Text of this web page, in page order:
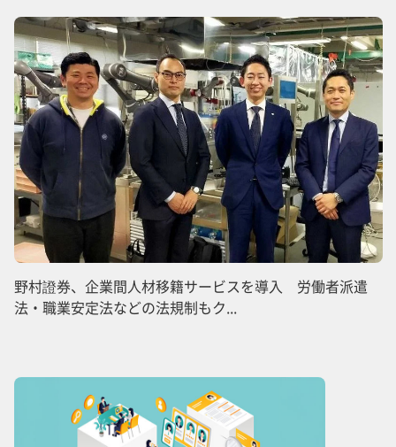
野村證券、企業間人材移籍サービスを導入 労働者派遣
法・職業安定法などの法規制もク...